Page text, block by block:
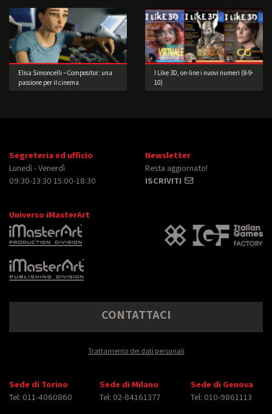
Elisa Simoncelli – Compositor: una
passione per il cinema
I Like 3D, on-line i nuovi numeri (8-9-
10)
Segreteria ed ufficio
Lunedì - Venerdì
09:30-13:30 15:00-18:30
Newsletter
Resta aggiornato!
ISCRIVITI
Universo iMasterArt
CONTATTACI
Trattamento dei dati personali
Sede di Torino
Tel: 011-4060860
Sede di Milano
Tel: 02-84161377
Sede di Genova
Tel: 010-9861113